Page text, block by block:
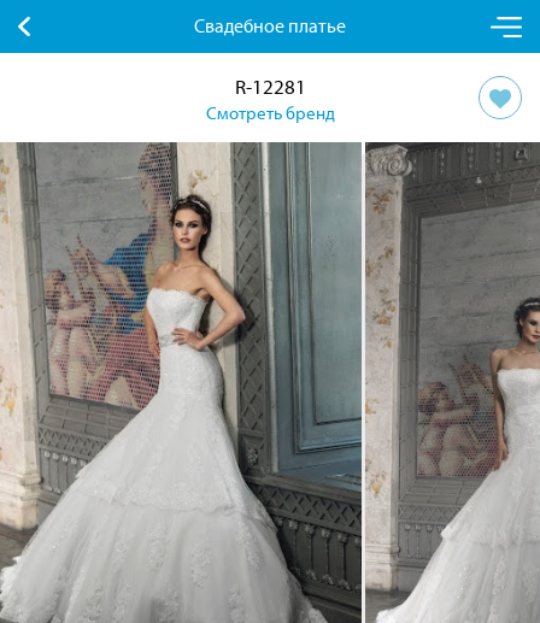
Свадебное платье
R-12281
Смотреть бренд